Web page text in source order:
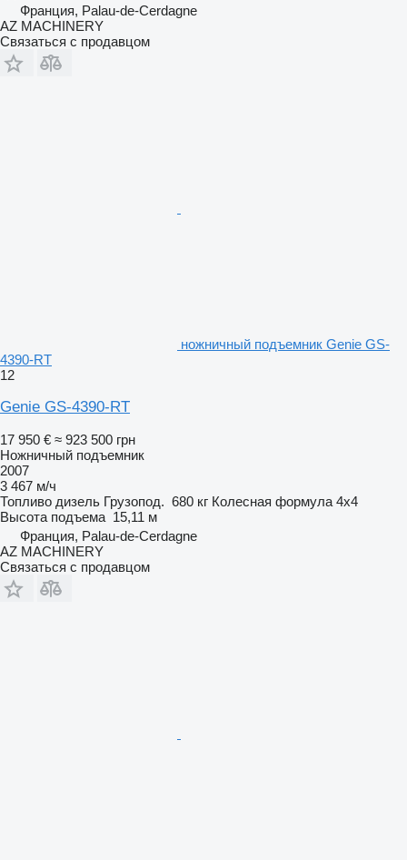
Франция, Palau-de-Cerdagne
AZ MACHINERY
Связаться с продавцом
ножничный подъемник Genie GS-
4390-RT
12
Genie GS-4390-RT
17 950 € ≈ 923 500 грн
Ножничный подъемник
2007
3 467 м/ч
Топливо дизель Грузопод. 680 кг Колесная формула 4x4
Высота подъема 15,11 м
Франция, Palau-de-Cerdagne
AZ MACHINERY
Связаться с продавцом